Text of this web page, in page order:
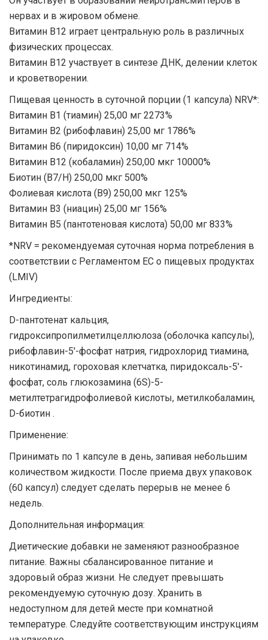
нервах и в жировом обмене.
Витамин B12 играет центральную роль в различных
физических процессах.
Витамин В12 участвует в синтезе ДНК, делении клеток
и кроветворении.
Пищевая ценность в суточной порции (1 капсула) NRV*:
Витамин В1 (тиамин) 25,00 мг 2273%
Витамин В2 (рибофлавин) 25,00 мг 1786%
Витамин В6 (пиридоксин) 10,00 мг 714%
Витамин B12 (кобаламин) 250,00 мкг 10000%
Биотин (B7/H) 250,00 мкг 500%
Фолиевая кислота (B9) 250,00 мкг 125%
Витамин B3 (ниацин) 25,00 мг 156%
Витамин В5 (пантотеновая кислота) 50,00 мг 833%
*NRV = рекомендуемая суточная норма потребления в
соответствии с Регламентом ЕС о пищевых продуктах
(LMIV)
Ингредиенты:
D-пантотенат кальция,
гидроксипропилметилцеллюлоза (оболочка капсулы),
рибофлавин-5'-фосфат натрия, гидрохлорид тиамина,
никотинамид, гороховая клетчатка, пиридоксаль-5'-
фосфат, соль глюкозамина (6S)-5-
метилтетрагидрофолиевой кислоты, метилкобаламин,
D-биотин .
Применение:
Принимать по 1 капсуле в день, запивая небольшим
количеством жидкости. После приема двух упаковок
(60 капсул) следует сделать перерыв не менее 6
недель.
Дополнительная информация:
Диетические добавки не заменяют разнообразное
питание. Важны сбалансированное питание и
здоровый образ жизни. Не следует превышать
рекомендуемую суточную дозу. Хранить в
недоступном для детей месте при комнатной
температуре. Следуйте соответствующим инструкциям